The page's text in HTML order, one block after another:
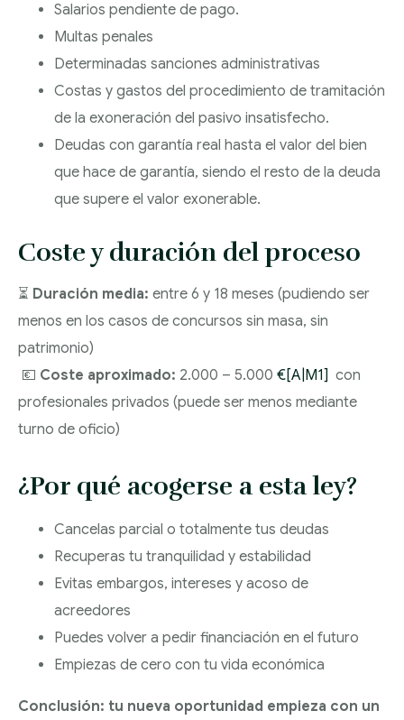
Salarios pendiente de pago.
Multas penales
Determinadas sanciones administrativas
Costas y gastos del procedimiento de tramitación
de la exoneración del pasivo insatisfecho.
Deudas con garantía real hasta el valor del bien
que hace de garantía, siendo el resto de la deuda
que supere el valor exonerable.
Coste y duración del proceso
⏳ Duración media: entre 6 y 18 meses (pudiendo ser
menos en los casos de concursos sin masa, sin
patrimonio)
💶 Coste aproximado: 2.000 – 5.000 €[A|M1] con
profesionales privados (puede ser menos mediante
turno de oficio)
¿Por qué acogerse a esta ley?
Cancelas parcial o totalmente tus deudas
Recuperas tu tranquilidad y estabilidad
Evitas embargos, intereses y acoso de
acreedores
Puedes volver a pedir financiación en el futuro
Empiezas de cero con tu vida económica
Conclusión: tu nueva oportunidad empieza con un